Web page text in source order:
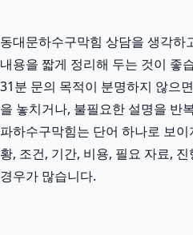
동대문하수구막힘 상담을 생각하
내용을 짧게 정리해 두는 것이 좋
31분 문의 목적이 분명하지 않으
을 놓치거나, 불필요한 설명을 반
파하수구막힘는 단어 하나로 보
황, 조건, 기간, 비용, 필요 자료,
경우가 많습니다.